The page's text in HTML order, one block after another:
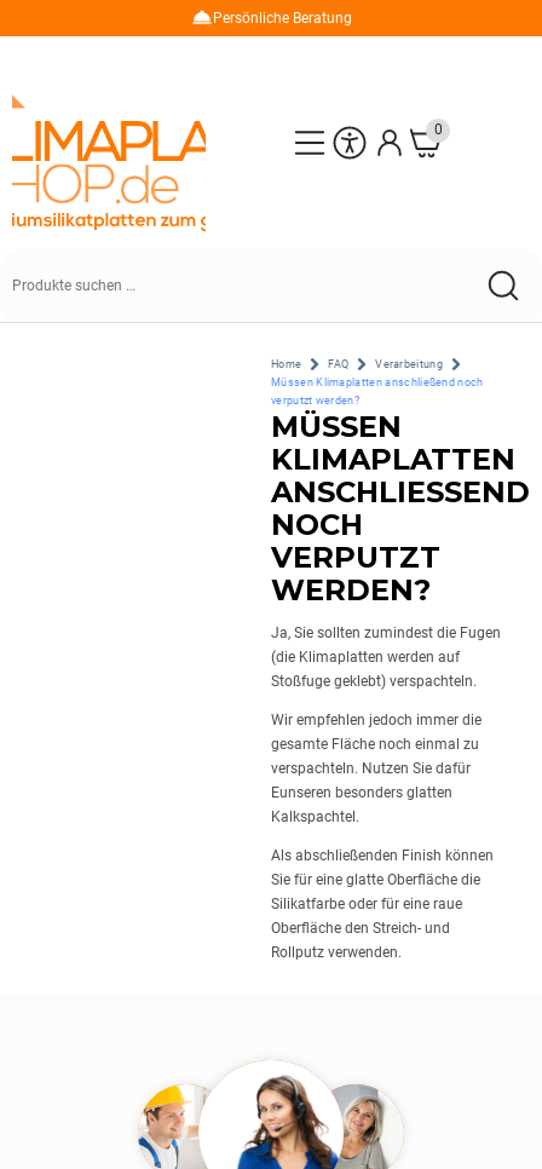
Persönliche Beratung
0
Home FAQ
Verarbeitung
Müssen Klimaplatten anschließend noch
verputzt werden?
MÜSSEN
KLIMAPLATTEN
ANSCHLIESSEND N
OCH V
ERPUTZT W
ERDEN?
Ja, Sie sollten zumindest die Fugen
(die Klimaplatten werden auf
Stoßfuge geklebt) verspachteln.
Wir empfehlen jedoch immer die
gesamte Fläche noch einmal zu
verspachteln. Nutzen Sie dafür
Eunseren besonders glatten
Kalkspachtel.
Als abschließenden Finish können
Sie für eine glatte Oberfläche die
Silikatfarbe oder für eine raue
Oberfläche den Streich- und
Rollputz verwenden.